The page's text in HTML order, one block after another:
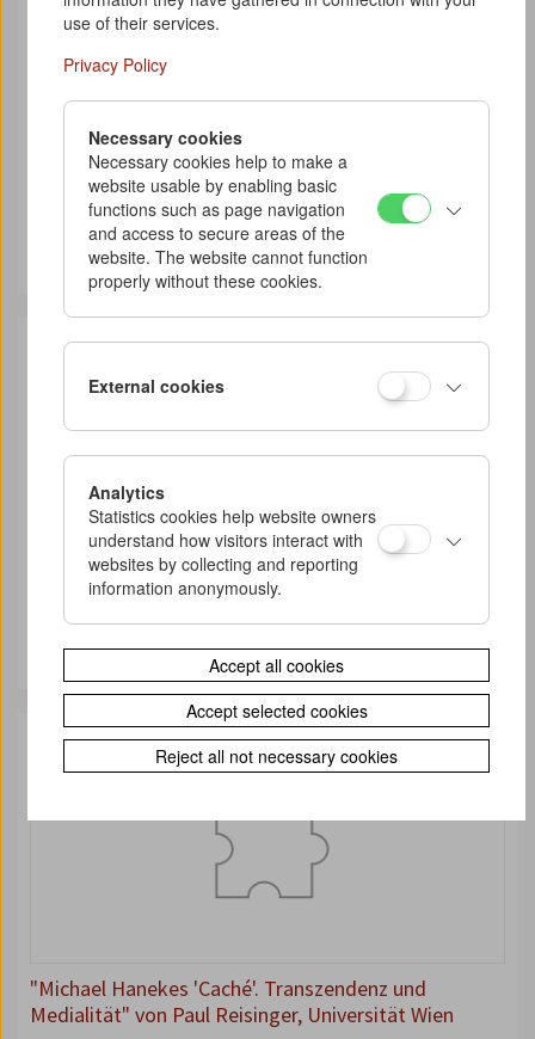
"Vergewaltigung zur Selbstständigkeit. Provokation
des Zuschauers am filmischen Beispiel 'Der siebente
Kontinent' von Michael Haneke" von Caroline Siegner
Scholarly work about Haneke
Correspondence
Der siebente Kontinent
"Don't Worry, It's Only Cinema" von Niels Niessen
Scholarly work about Haneke
"Michael Hanekes 'Caché'. Transzendenz und
Medialität" von Paul Reisinger, Universität Wien
use of their services.
Privacy Policy
Necessary cookies
Necessary cookies help to make a
website usable by enabling basic
functions such as page navigation
and access to secure areas of the
website. The website cannot function
properly without these cookies.
External cookies
Analytics
Statistics cookies help website owners
understand how visitors interact with
websites by collecting and reporting
information anonymously.
Accept all cookies
Accept selected cookies
Reject all not necessary cookies